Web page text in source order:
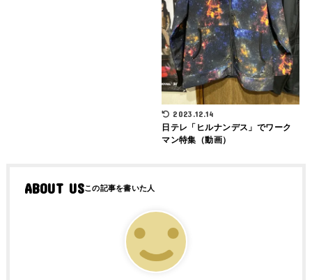
2023.12.14
日テレ「ヒルナンデス」でワーク
マン特集（動画）
ABOUT US